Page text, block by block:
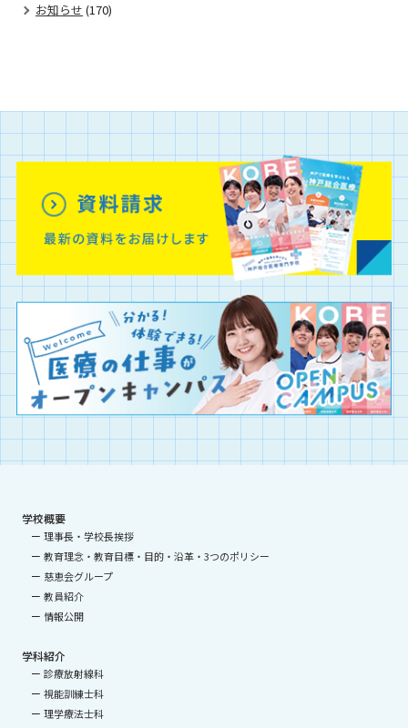
お知らせ (170)
学校概要
理事長・学校長挨拶
教育理念・教育目標・目的・沿革・3つのポリシー
慈恵会グループ
教員紹介
情報公開
学科紹介
診療放射線科
視能訓練士科
理学療法士科